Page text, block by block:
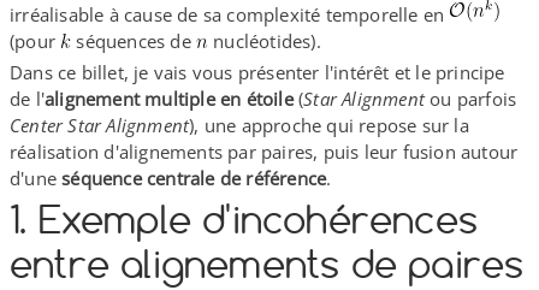
irréalisable à cause de sa complexité temporelle en
(pour
séquences de
nucléotides).
Dans ce billet, je vais vous présenter l'intérêt et le principe
de l'alignement multiple en étoile(Star Alignmentou parfois
Center Star Alignment), une approche qui repose sur la
réalisation d'alignements par paires, puis leur fusion autour
d'uneséquence centrale de référence.
1. Exemple d'incohérences
entre alignements de paires